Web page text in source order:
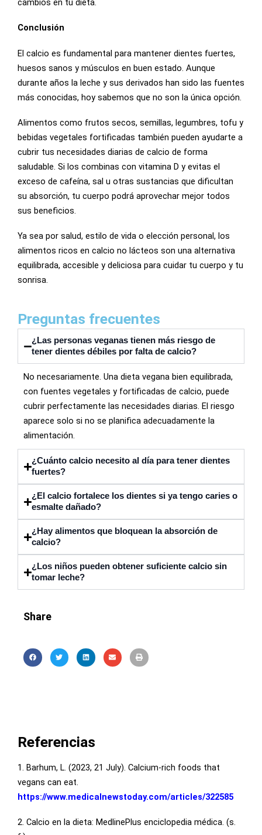
cambios en tu dieta.
Conclusión
El calcio es fundamental para mantener dientes fuertes,
huesos sanos y músculos en buen estado. Aunque
durante años la leche y sus derivados han sido las fuentes
más conocidas, hoy sabemos que no son la única opción.
Alimentos como frutos secos, semillas, legumbres, tofu y
bebidas vegetales fortificadas también pueden ayudarte a
cubrir tus necesidades diarias de calcio de forma
saludable. Si los combinas con vitamina D y evitas el
exceso de cafeína, sal u otras sustancias que dificultan
su absorción, tu cuerpo podrá aprovechar mejor todos
sus beneficios.
Ya sea por salud, estilo de vida o elección personal, los
alimentos ricos en calcio no lácteos son una alternativa
equilibrada, accesible y deliciosa para cuidar tu cuerpo y tu
sonrisa.
Preguntas frecuentes
¿Las personas veganas tienen más riesgo de
tener dientes débiles por falta de calcio?
No necesariamente. Una dieta vegana bien equilibrada,
con fuentes vegetales y fortificadas de calcio, puede
cubrir perfectamente las necesidades diarias. El riesgo
aparece solo si no se planifica adecuadamente la
alimentación.
¿Cuánto calcio necesito al día para tener dientes
fuertes?
¿El calcio fortalece los dientes si ya tengo caries o
esmalte dañado?
¿Hay alimentos que bloquean la absorción de
calcio?
¿Los niños pueden obtener suficiente calcio sin
tomar leche?
Share
Referencias
1. Barhum, L. (2023, 21 July). Calcium-rich foods that
vegans can eat.
https://www.medicalnewstoday.com/articles/322585
2. Calcio en la dieta: MedlinePlus enciclopedia médica. (s.